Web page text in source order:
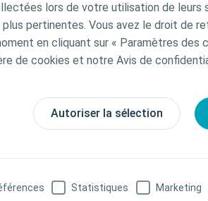
lors de votre utilisation de leurs
pertinentes. Vous avez le droit de
en cliquant sur « Paramètres des
de cookies et notre Avis de
Autoriser la sélection
Statistiques Marketing